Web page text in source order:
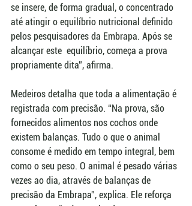
se insere, de forma gradual, o concentrado
até atingir o equilíbrio nutricional definido
pelos pesquisadores da Embrapa. Após se
alcançar este  equilíbrio, começa a prova
propriamente dita”, afirma.
Medeiros detalha que toda a alimentação é
registrada com precisão. “Na prova, são
fornecidos alimentos nos cochos onde
existem balanças. Tudo o que o animal
consome é medido em tempo integral, bem
como o seu peso. O animal é pesado várias
vezes ao dia, através de balanças de
precisão da Embrapa”, explica. Ele reforça